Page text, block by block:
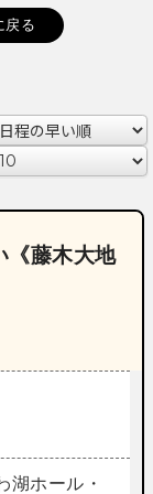
戻る
藤木大地
湖ホール・